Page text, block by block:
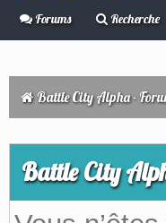
Forums Recherche
Battle City Alpha -
Battle City